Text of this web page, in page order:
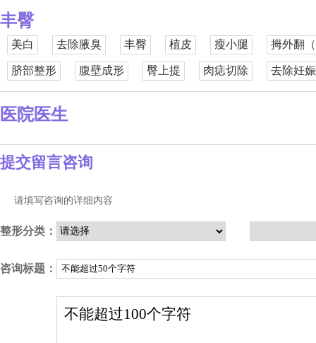
丰臀
美白 去除腋臭 丰臀 植皮 瘦小腿 拇外翻
脐部整形 腹壁成形 臀上提 肉痣切除 去除妊
医院医生
提交留言咨询
请填写咨询的详细内容
整形分类：
咨询标题：